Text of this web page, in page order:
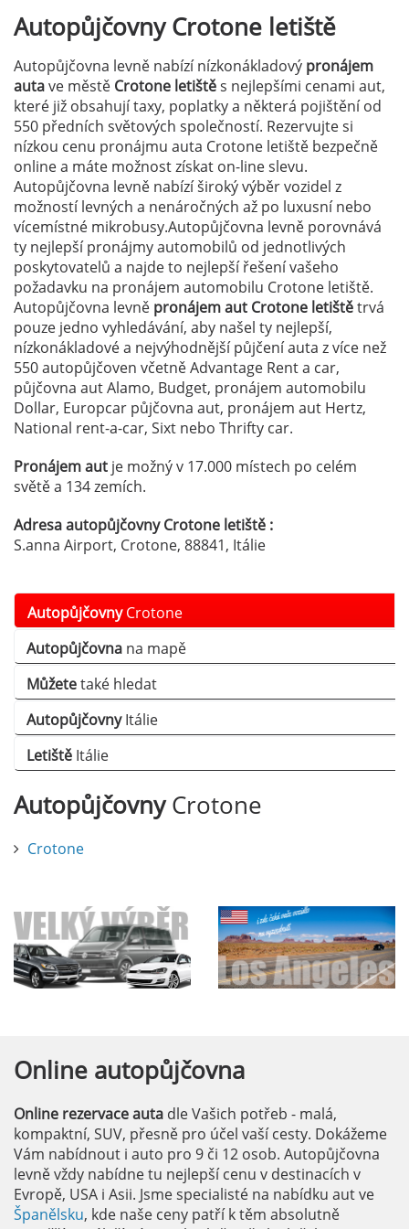
AutopůjčovnyCrotone letiště
Autopůjčovna levně nabízí nízkonákladový pronájem
autave městě Crotone letištěs nejlepšími cenami aut,
které již obsahují taxy, poplatky a některá pojištění od
550 předních světových společností. Rezervujte si
nízkou cenu pronájmu auta Crotone letiště bezpečně
online a máte možnost získat on-line slevu.
Autopůjčovna levně nabízí široký výběr vozidel z
možností levných a nenáročných až po luxusní nebo
vícemístné mikrobusy.Autopůjčovna levně porovnává
ty nejlepší pronájmy automobilů od jednotlivých
poskytovatelů a najde to nejlepší řešení vašeho
požadavku na pronájem automobilu Crotone letiště.
Autopůjčovna levně pronájem aut Crotone letištětrvá
pouze jedno vyhledávání, aby našel ty nejlepší,
nízkonákladové a nejvýhodnější půjčení auta z více než
550 autopůjčoven včetně Advantage Rent a car,
půjčovna aut Alamo, Budget, pronájem automobilu
Dollar, Europcar půjčovna aut, pronájem aut Hertz,
National rent-a-car, Sixt nebo Thrifty car.
Pronájem aut je možný v 17.000 místech po celém
světě a 134 zemích.
Adresa autopůjčovny Crotone letiště :
S.anna Airport, Crotone, 88841, Itálie
AutopůjčovnyCrotone
Autopůjčovna na mapě
Můžetetaké hledat
AutopůjčovnyItálie
Letiště Itálie
AutopůjčovnyCrotone
Crotone
Online autopůjčovna
Online rezervace auta dle Vašich potřeb - malá,
kompaktní, SUV, přesně pro účel vaší cesty. Dokážeme
Vám nabídnout i auto pro 9 či 12 osob. Autopůjčovna
levně vždy nabídne tu nejlepší cenu v destinacích v
Evropě, USA i Asii. Jsme specialisté na nabídku aut ve
Španělsku, kde naše ceny patří k těm absolutně